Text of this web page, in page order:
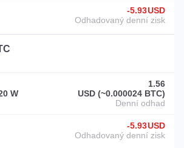
-5.93USD
W
1.56
USD (~0.000024 BTC)
-5.93USD